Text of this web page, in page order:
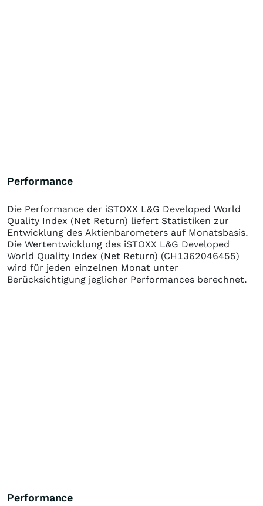
Performance
Die Performance der iSTOXX L&G Developed World
Quality Index (Net Return) liefert Statistiken zur
Entwicklung des Aktienbarometers auf Monatsbasis.
Die Wertentwicklung des iSTOXX L&G Developed
World Quality Index (Net Return) (CH1362046455)
wird für jeden einzelnen Monat unter
Berücksichtigung jeglicher Performances berechnet.
Performance